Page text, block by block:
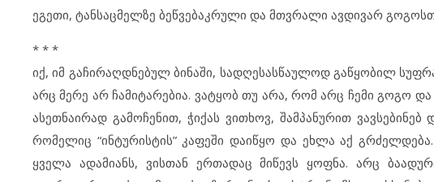
ეგეთი, ტანსაცმელზე ბეწვებაკრული და მთვრალი ავდივარ
* * *
იქ, იმ გაჩირაღდნებულ ბინაში, სადღესასწაულოდ გაწყობილ
არც მერე არ ჩამიტარებია. ვატყობ თუ არა, რომ არც ჩემი გოგო
ასეთნაირად გამოჩენით, ჭიქას ვითხოვ, შამპანურით
რომელიც “ინტურისტის” კაფეში დაიწყო და ეხლა აქ
ყველა ადამიანს, ვისთან ერთადაც მიწევს ყოფნა. არც